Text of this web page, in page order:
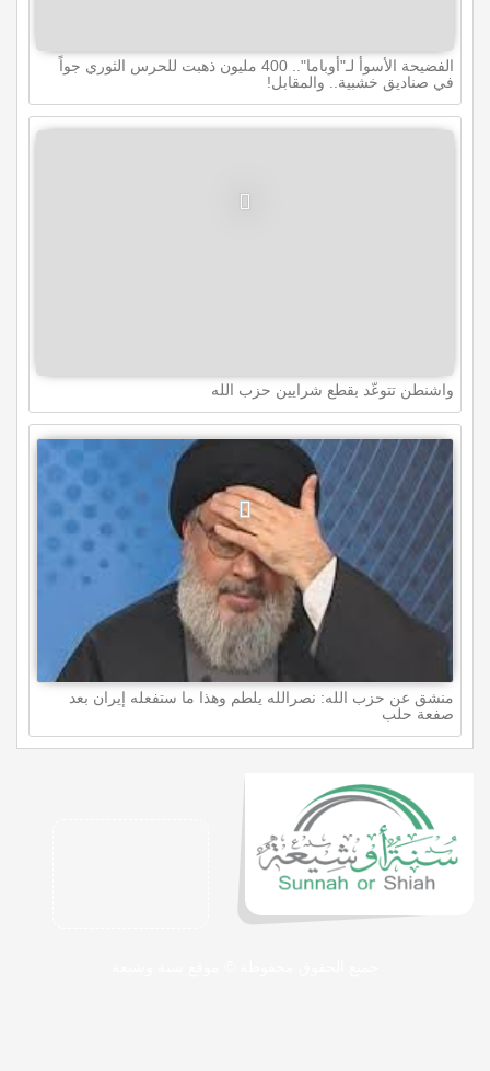
الفضيحة الأسوأ لـ"أوباما".. 400 مليون ذهبت للحرس الثوري جواً
في صناديق خشبية.. والمقابل!
واشنطن تتوعّد بقطع شرايين حزب الله
منشق عن حزب الله: نصرالله يلطم وهذا ما ستفعله إيران بعد
صفعة حلب